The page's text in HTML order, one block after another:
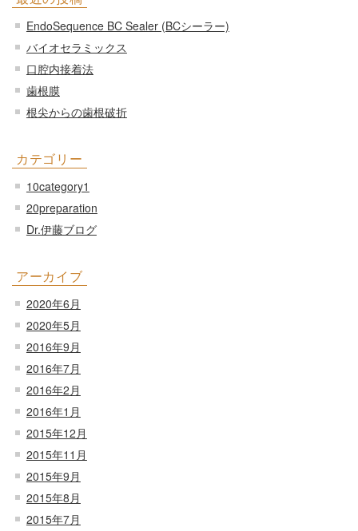
EndoSequence BC Sealer (BCシーラー)
バイオセラミックス
口腔内接着法
歯根膜
根尖からの歯根破折
カテゴリー
10category1
20preparation
Dr.伊藤ブログ
アーカイブ
2020年6月
2020年5月
2016年9月
2016年7月
2016年2月
2016年1月
2015年12月
2015年11月
2015年9月
2015年8月
2015年7月